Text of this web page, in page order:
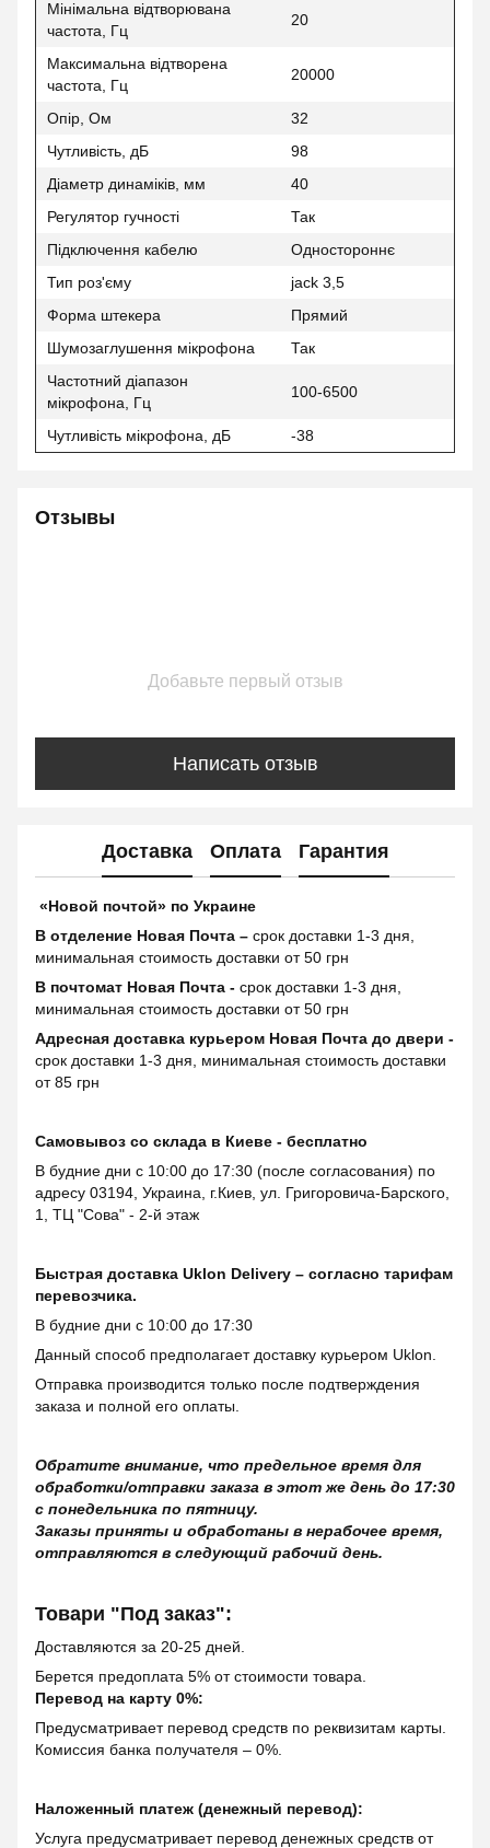
Мінімальна відтворювана
частота, Гц
20
Максимальна відтворена
частота, Гц
20000
Опір, Ом
32
Чутливість, дБ
98
Діаметр динаміків, мм
40
Регулятор гучності
Так
Підключення кабелю
Одностороннє
Тип роз'єму
jack 3,5
Форма штекера
Прямий
Шумозаглушення мікрофона
Так
Частотний діапазон
мікрофона, Гц
100-6500
Чутливість мікрофона, дБ -38
Отзывы
Добавьте первый отзыв
Написать отзыв
Доставка Оплата Гарантия
«Новой почтой» по Украине
В отделение Новая Почта – срок доставки 1-3 дня,
минимальная стоимость доставки от 50 грн
В почтомат Новая Почта - срок доставки 1-3 дня,
минимальная стоимость доставки от 50 грн
Адресная доставка курьером Новая Почта до двери -
срок доставки 1-3 дня, минимальная стоимость доставки
от 85 грн
Самовывоз со склада в Киеве - бесплатно
В будние дни с 10:00 до 17:30 (после согласования) по
адресу 03194, Украина, г.Киев, ул. Григоровича-Барского,
1, ТЦ "Сова" - 2-й этаж
Быстрая доставка Uklon Delivery – согласно тарифам
перевозчика.
В будние дни с 10:00 до 17:30
Данный способ предполагает доставку курьером Uklon.
Отправка производится только после подтверждения
заказа и полной его оплаты.
Обратите внимание, что предельное время для
обработки/отправки заказа в этот же день до 17:30
с понедельника по пятницу.
Заказы приняты и обработаны в нерабочее время,
отправляются в следующий рабочий день.
Товари "Под заказ":
Доставляются за 20-25 дней.
Берется предоплата 5% от стоимости товара.
Перевод на карту 0%:
Предусматривает перевод средств по реквизитам карты.
Комиссия банка получателя – 0%.
Наложенный платеж (денежный перевод):
Услуга предусматривает перевод денежных средств от